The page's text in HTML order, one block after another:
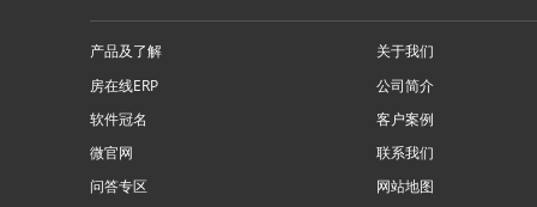
产品及了解
房在线ERP
软件冠名
微官网
问答专区
关于我们
公司简介
客户案例
联系我们
网站地图